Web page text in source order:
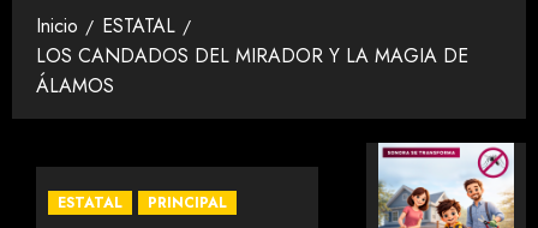
Inicio
ESTATAL
LOS CANDADOS DEL MIRADOR Y LA MAGIA DE
ÁLAMOS
ESTATAL PRINCIPAL